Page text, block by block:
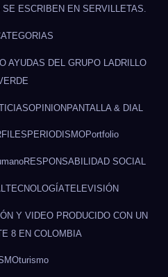
ESCRIBEN EN SERVILLETAS.
AYUDAS DEL GRUPO LADRILLO
OPINIONPANTALLA & DIAL
PERIODISMOPortfolio
RESPONSABILIDAD SOCIAL
TECNOLOGÍATELEVISIÓN
Y VIDEO PRODUCIDO CON UN
8 EN COLOMBIA
turismo